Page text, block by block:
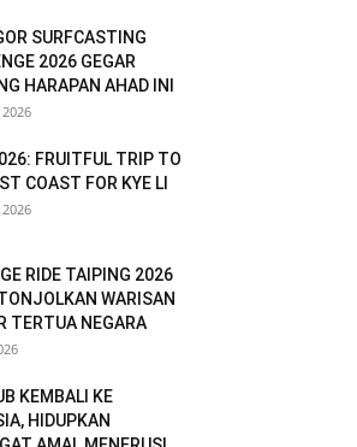
SURFCASTING
2026 GEGAR
HARAPAN AHAD INI
FRUITFUL TRIP TO
COAST FOR KYE LI
RIDE TAIPING 2026
WARISAN
TERTUA NEGARA
KEMBALI KE
HIDUPKAN